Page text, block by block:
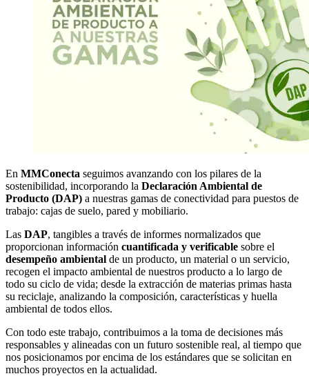
En MMConecta seguimos avanzando con los pilares de la
sostenibilidad, incorporando la Declaración Ambiental de
Producto (DAP) a nuestras gamas de conectividad para puestos de
trabajo: cajas de suelo, pared y mobiliario.
Las DAP, tangibles a través de informes normalizados que
proporcionan información cuantificada y verificable sobre el
desempeño ambiental de un producto, un material o un servicio,
recogen el impacto ambiental de nuestros producto a lo largo de
todo su ciclo de vida; desde la extracción de materias primas hasta
su reciclaje, analizando la composición, características y huella
ambiental de todos ellos.
Con todo este trabajo, contribuimos a la toma de decisiones más
responsables y alineadas con un futuro sostenible real, al tiempo que
nos posicionamos por encima de los estándares que se solicitan en
muchos proyectos en la actualidad.